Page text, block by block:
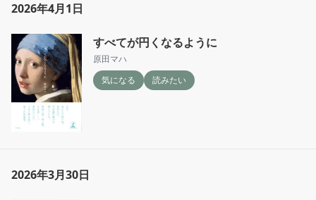
2026年4月1日
すべてが円くなるように
原田マハ
気になる
読みたい
2026年3月30日